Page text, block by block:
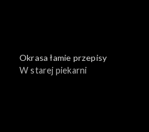
Okrasa łamie przepisy
W starej piekarni